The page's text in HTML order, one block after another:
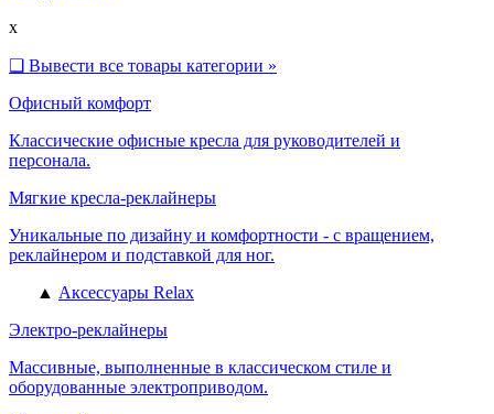
x
❑ Вывести все товары категории »
Офисный комфорт
Классические офисные кресла для руководителей и
персонала.
Мягкие кресла-реклайнеры
Уникальные по дизайну и комфортности - с вращением,
реклайнером и подставкой для ног.
▲ Аксессуары Relax
Электро-реклайнеры
Массивные, выполненные в классическом стиле и
оборудованные электроприводом.